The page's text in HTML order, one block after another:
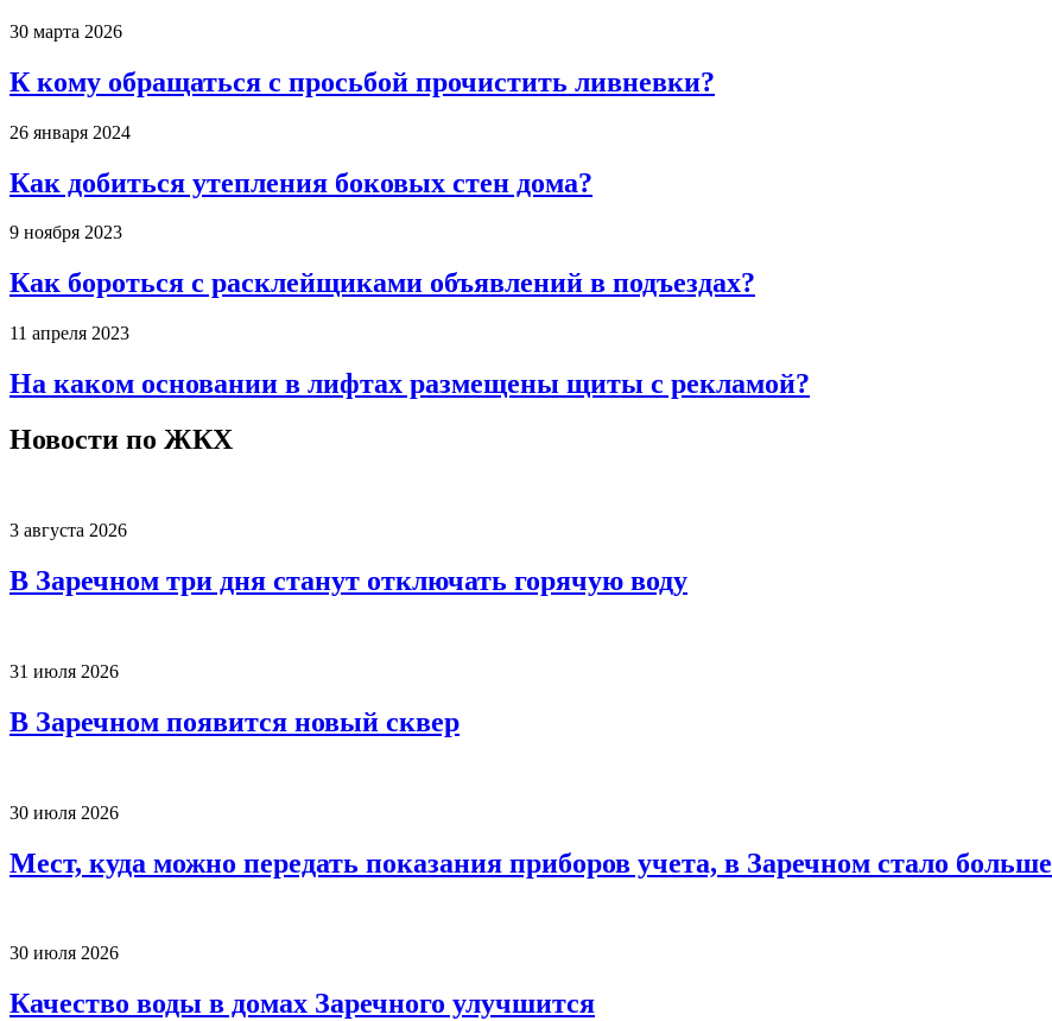
30 марта 2026
К кому обращаться с просьбой прочистить ливневки?
26 января 2024
Как добиться утепления боковых стен дома?
9 ноября 2023
Как бороться с расклейщиками объявлений в подъездах?
11 апреля 2023
На каком основании в лифтах размещены щиты с рекламой?
Новости по ЖКХ
3 августа 2026
В Заречном три дня станут отключать горячую воду
31 июля 2026
В Заречном появится новый сквер
30 июля 2026
Мест, куда можно передать показания приборов учета, в Заречном стало больше
30 июля 2026
Качество воды в домах Заречного улучшится